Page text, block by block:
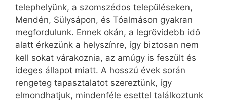
telephelyünk, a szomszédos településeken,
Mendén, Sülysápon, és Tóalmáson gyakran
megfordulunk. Ennek okán, a legrövidebb idő
alatt érkezünk a helyszínre, így biztosan nem
kell sokat várakoznia, az amúgy is feszült és
ideges állapot miatt. A hosszú évek során
rengeteg tapasztalatot szereztünk, így
elmondhatjuk, mindenféle esettel találkoztunk